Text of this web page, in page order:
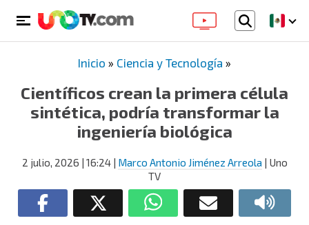
Inicio » Ciencia y Tecnología »
Científicos crean la primera célula
sintética, podría transformar la
ingeniería biológica
2 julio, 2026 | 16:24| Marco Antonio Jiménez Arreola | Uno
TV